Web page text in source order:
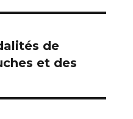
de
et des